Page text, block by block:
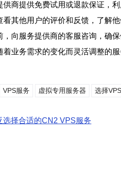
商提供免费试用或退款保证，
其他用户的评价和反馈，了解他
向服务提供商的客服咨询，确
业务需求的变化而灵活调整的
VPS服务 虚拟专用服务器 选择VPS
选择合适的CN2 VPS服务